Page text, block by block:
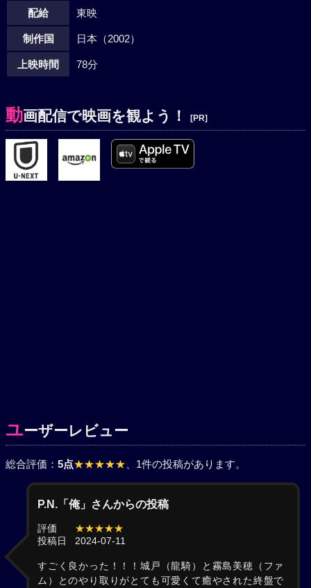
配給 東映
制作国 日本（2002）
上映時間 78分
動画配信で映画を観よう！ [PR]
ユーザーレビュー
総合評価： 5点★★★★★ 、1件の投稿があります。
P.N.「俺」さんからの投稿
評価
★★★★★
投稿日
2024-07-11
すごく良かった！！！城戸（龍騎）と霧島美穂（ファ
ム）とのやり取りがとても可愛くて癒やされた終盤で